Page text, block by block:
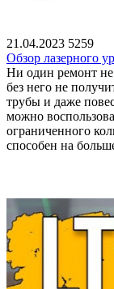
21.04.2023 5259
Обзор лазерного
Ни один ремонт не
без него не
трубы и даже
можно
ограниченного
способен на